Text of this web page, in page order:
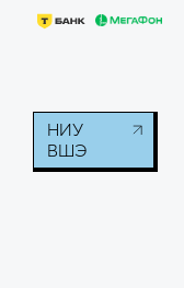
НИУ
ВШЭ